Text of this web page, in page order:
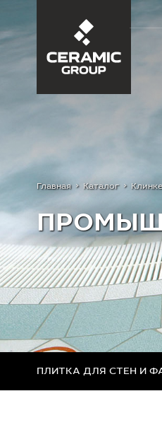
Главная Каталог
ПЛИТКА ДЛЯ СТЕН И